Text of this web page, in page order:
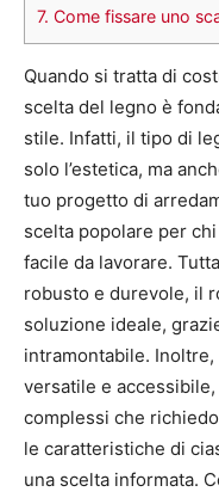
7. Come fissare uno
Quando si tratta di
scelta del legno è
stile. Infatti, il tipo di
solo l’estetica, ma
tuo progetto di
scelta popolare per
facile da lavorare.
robusto e durevole, il
soluzione ideale,
intramontabile. Inoltre,
versatile e
complessi che
le caratteristiche di
una scelta informata.